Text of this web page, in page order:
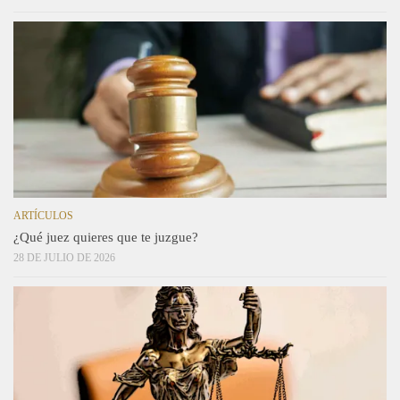
ARTÍCULOS
¿Qué juez quieres que te juzgue?
28 DE JULIO DE 2026